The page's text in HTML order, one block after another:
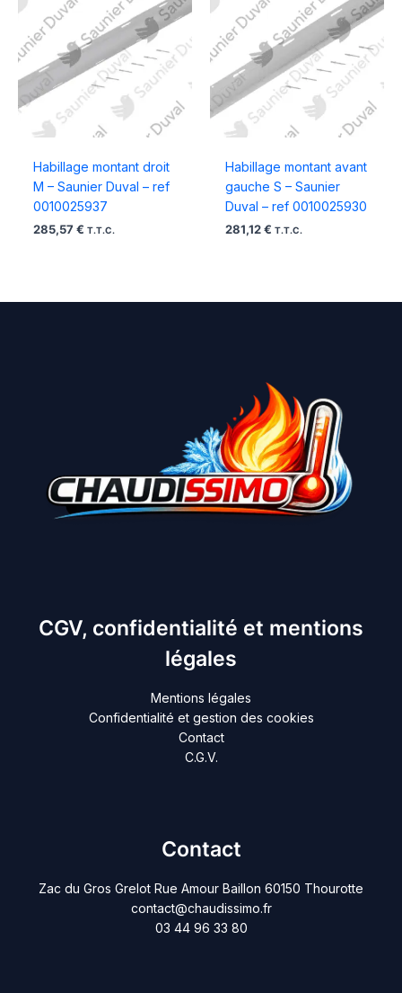
Habillage montant droit
M – Saunier Duval – ref
0010025937
285,57 € T.T.C.
Habillage montant avant
gauche S – Saunier
Duval – ref 0010025930
281,12 € T.T.C.
CGV, confidentialité et mentions
légales
Mentions légales
Confidentialité et gestion des cookies
Contact
C.G.V.
Contact
Zac du Gros Grelot Rue Amour Baillon 60150 Thourotte
contact@chaudissimo.fr
03 44 96 33 80